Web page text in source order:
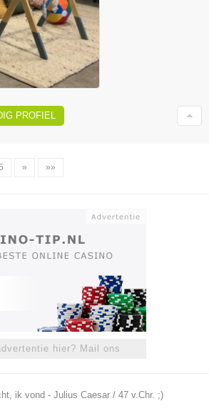
PROFIEL
» »»
hier? Mail ons
ik vond - Julius Caesar / 47 v.Chr. ;)